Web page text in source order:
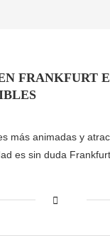
FRANKFURT
más animadas y
es sin duda